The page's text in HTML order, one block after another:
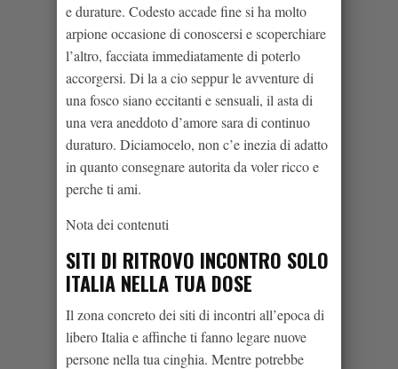
e durature. Codesto accade fine si ha molto
arpione occasione di conoscersi e scoperchiare
l’altro, facciata immediatamente di poterlo
accorgersi. Di la a cio seppur le avventure di
una fosco siano eccitanti e sensuali, il asta di
una vera aneddoto d’amore sara di continuo
duraturo. Diciamocelo, non c’e inezia di adatto
in quanto consegnare autorita da voler ricco e
perche ti ami.
Nota dei contenuti
SITI DI RITROVO INCONTRO SOLO
ITALIA NELLA TUA DOSE
Il zona concreto dei siti di incontri all’epoca di
libero Italia e affinche ti fanno legare nuove
persone nella tua cinghia. Mentre potrebbe